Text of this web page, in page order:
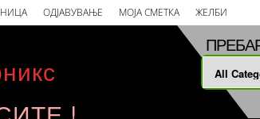
ОДЈАВУВАЊЕ МОЈА СМЕТКА ЖЕЛБИ